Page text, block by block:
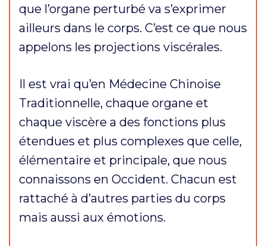
que l’organe perturbé va s’exprimer
ailleurs dans le corps. C’est ce que nous
appelons les projections viscérales.
Il est vrai qu’en Médecine Chinoise
Traditionnelle, chaque organe et
chaque viscère a des fonctions plus
étendues et plus complexes que celle,
élémentaire et principale, que nous
connaissons en Occident. Chacun est
rattaché à d’autres parties du corps
mais aussi aux émotions.